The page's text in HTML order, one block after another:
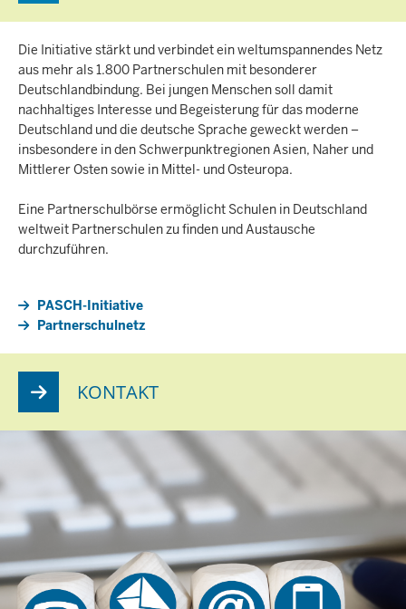
Die Initiative stärkt und verbindet ein weltumspannendes Netz
aus mehr als 1.800 Partnerschulen mit besonderer
Deutschlandbindung. Bei jungen Menschen soll damit
nachhaltiges Interesse und Begeisterung für das moderne
Deutschland und die deutsche Sprache geweckt werden –
insbesondere in den Schwerpunktregionen Asien, Naher und
Mittlerer Osten sowie in Mittel- und Osteuropa.
Eine Partnerschulbörse ermöglicht Schulen in Deutschland
weltweit Partnerschulen zu finden und Austausche
durchzuführen.
PASCH-Initiative
Partnerschulnetz
KONTAKT